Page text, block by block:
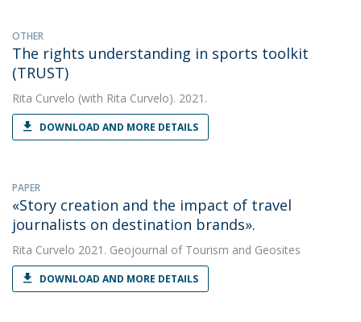
OTHER
The rights understanding in sports toolkit
(TRUST)
Rita Curvelo (with Rita Curvelo). 2021.
DOWNLOAD AND MORE DETAILS
PAPER
«Story creation and the impact of travel
journalists on destination brands».
Rita Curvelo 2021. Geojournal of Tourism and Geosites
DOWNLOAD AND MORE DETAILS